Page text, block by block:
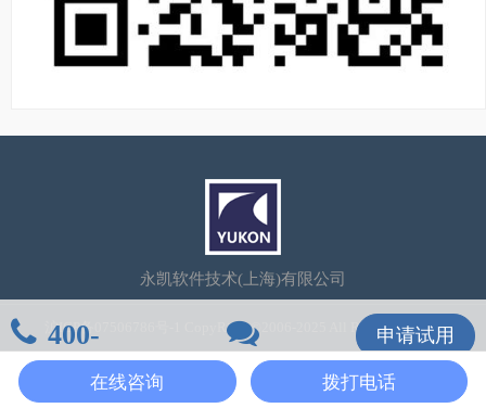
400-
106-7600
在线咨询
申请试用
永凯软件技术(上海)有限公司
沪ICP备07506786号-1 CopyRight©2006-2025 All Rights Reserved
在线咨询 拨打电话